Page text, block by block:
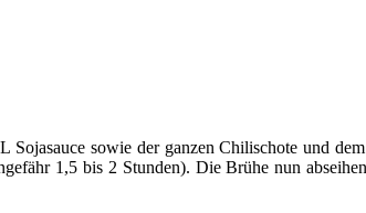
sowie der ganzen Chilischote und
1,5 bis 2 Stunden). Die Brühe nun